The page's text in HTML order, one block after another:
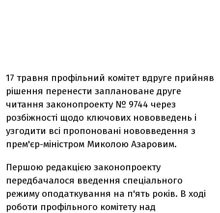
17 травня профільний комітет вдруге прийняв
рішення перенести заплановане друге
читання законопроекту № 9744 через
розбіжності щодо ключових нововведень і
узгодити всі пропоновані нововведення з
прем'єр-міністром Миколою Азаровим.
Першою редакцією законопроекту
передбачалося введення спеціального
режиму оподаткування на п'ять років. В ході
роботи профільного комітету над